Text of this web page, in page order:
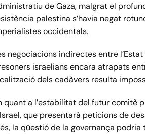
de Gaza, malgrat el
palestina s’havia negat
occidentals.
negociacions indirectes entre
israelians encara atrapats
dels cadàvers resulta
quant a l’estabilitat del futur comitè
que presentarà peticions de
la qüestió de la governança